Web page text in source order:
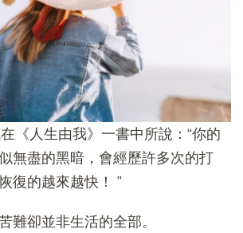
《人生由我》一書中所說：“你的
無盡的黑暗，會經歷許多次的打
復的越來越快！ ”
難卻並非生活的全部。